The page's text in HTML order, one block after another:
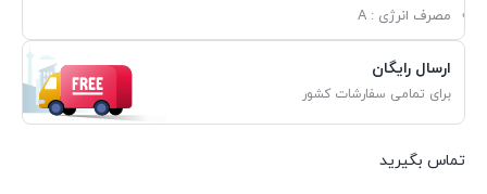
مصرف انرژی : A
ارسال رایگان
برای تمامی سفارشات کشور
تماس بگیرید